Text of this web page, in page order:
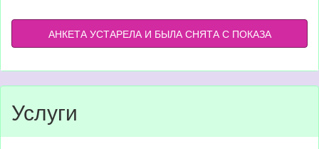
АНКЕТА УСТАРЕЛА И БЫЛА СНЯТА С ПОКАЗА
Услуги